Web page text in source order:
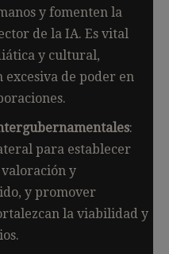
y fomenten la
de la IA. Es vital
y cultural,
de poder en
:
para establecer
valoración y
y promover
la viabilidad y